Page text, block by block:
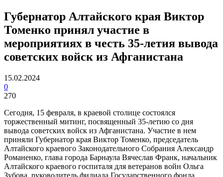
Губернатор Алтайского края Виктор
Томенко принял участие в
мероприятиях в честь 35-летия вывода
советских войск из Афганистана
15.02.2024
0
270
Сегодня, 15 февраля, в краевой столице состоялся
торжественный митинг, посвященный 35-летию со дня
вывода советских войск из Афганистана. Участие в нем
приняли Губернатор края Виктор Томенко, председатель
Алтайского краевого Законодательного Собрания Александр
Романенко, глава города Барнаула Вячеслав Франк, начальник
Алтайского краевого госпиталя для ветеранов войн Ольга
Зубова, руководитель филиала Государственного фонда